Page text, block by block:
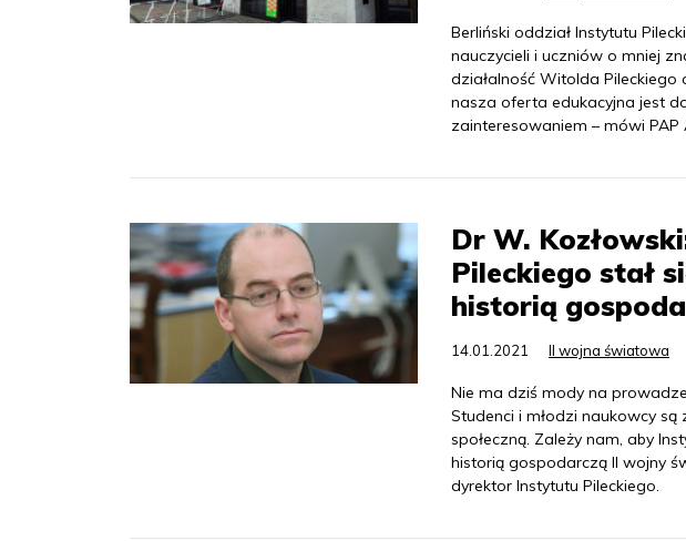
Berliński oddział Instytutu
nauczycieli i uczniów o mniej
działalność Witolda Pileckiego
nasza oferta edukacyjna jest
zainteresowaniem – mówi PAP
Dr W.
Pileckiego stał
historią
14.01.2021 II wojna światowa
Nie ma dziś mody na
Studenci i młodzi naukowcy
społeczną. Zależy nam, aby
historią gospodarczą II wojny
dyrektor Instytutu Pileckiego.